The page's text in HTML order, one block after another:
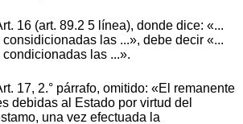
16 (art. 89.2 5 línea), donde dice: «...
las ...», debe decir «...
las ...».
17, 2.° párrafo, omitido: «El remanente
debidas al Estado por virtud del
una vez efectuada la